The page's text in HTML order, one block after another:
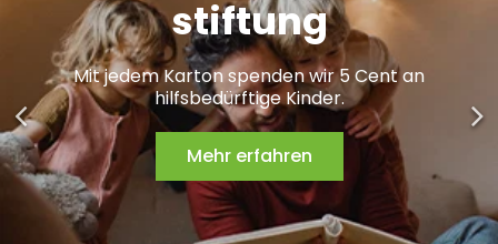
stiftung
Mit jedem Karton spenden wir 5 Cent an
hilfsbedürftige Kinder.
Mehr erfahren